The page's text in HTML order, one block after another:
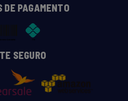
DE PAGAMENTO
SEGURO